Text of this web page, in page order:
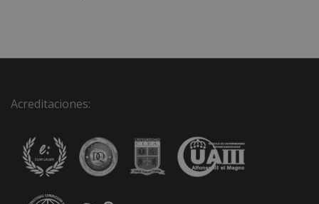
Acreditaciones: